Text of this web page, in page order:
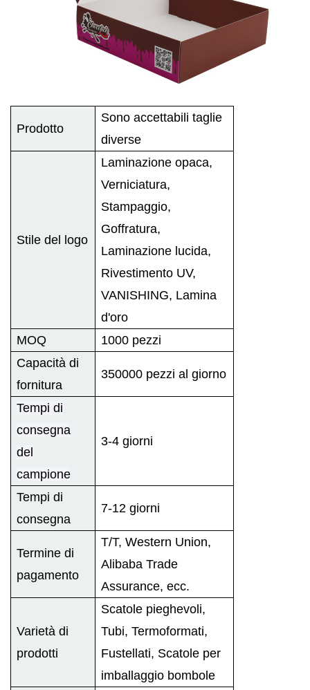
Prodotto
Sono accettabili taglie
diverse
Stile del logo
Laminazione opaca,
Verniciatura,
Stampaggio,
Goffratura,
Laminazione lucida,
Rivestimento UV,
VANISHING, Lamina
d'oro
MOQ
1000 pezzi
Capacità di
fornitura
350000 pezzi al giorno
Tempi di
consegna
del
campione
3-4 giorni
Tempi di
consegna
7-12 giorni
Termine di
pagamento
T/T, Western Union,
Alibaba Trade
Assurance, ecc.
Varietà di
prodotti
Scatole pieghevoli,
Tubi, Termoformati,
Fustellati, Scatole per
imballaggio bombole